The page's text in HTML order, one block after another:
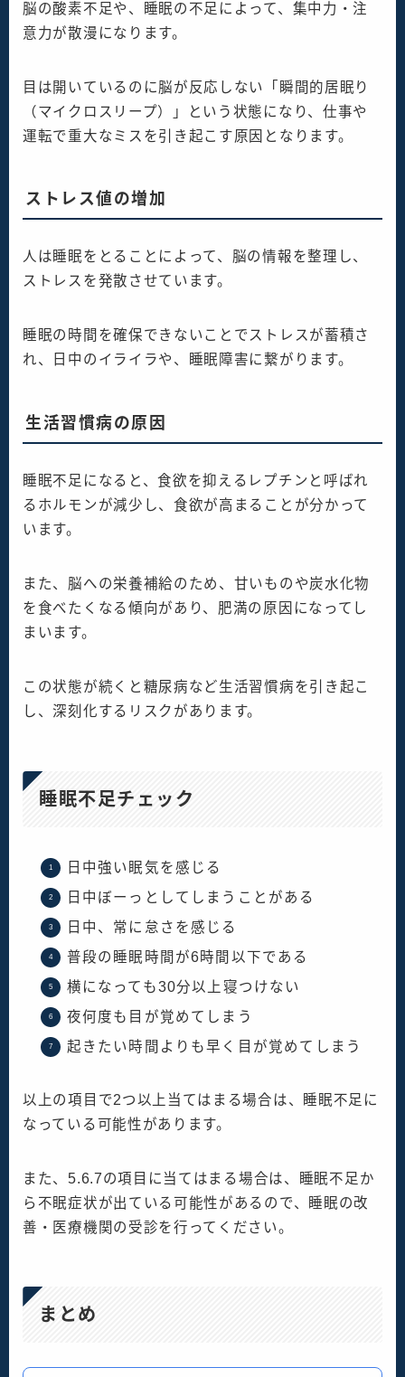
脳の酸素不足や、睡眠の不足によって、集中力・注
意力が散漫になります。
目は開いているのに脳が反応しない「瞬間的居眠り
（マイクロスリープ）」という状態になり、仕事や
運転で重大なミスを引き起こす原因となります。
ストレス値の増加
人は睡眠をとることによって、脳の情報を整理し、
ストレスを発散させています。
睡眠の時間を確保できないことでストレスが蓄積さ
れ、日中のイライラや、睡眠障害に繋がります。
生活習慣病の原因
睡眠不足になると、食欲を抑えるレプチンと呼ばれ
るホルモンが減少し、食欲が高まることが分かって
います。
また、脳への栄養補給のため、甘いものや炭水化物
を食べたくなる傾向があり、肥満の原因になってし
まいます。
この状態が続くと糖尿病など生活習慣病を引き起こ
し、深刻化するリスクがあります。
睡眠不足チェック
日中強い眠気を感じる
日中ぼーっとしてしまうことがある
日中、常に怠さを感じる
普段の睡眠時間が6時間以下である
横になっても30分以上寝つけない
夜何度も目が覚めてしまう
起きたい時間よりも早く目が覚めてしまう
以上の項目で2つ以上当てはまる場合は、睡眠不足に
なっている可能性があります。
また、5.6.7の項目に当てはまる場合は、睡眠不足か
ら不眠症状が出ている可能性があるので、睡眠の改
善・医療機関の受診を行ってください。
まとめ